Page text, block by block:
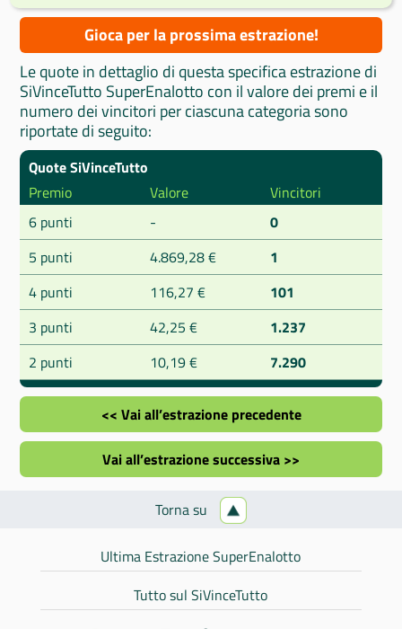
Gioca per la prossima estrazione!
Le quote in dettaglio di questa specifica estrazione di
SiVinceTutto SuperEnalotto con il valore dei premi e il
numero dei vincitori per ciascuna categoria sono
riportate di seguito:
Quote SiVinceTutto
Premio
Valore
Vincitori
6 punti
-
0
5 punti
4.869,28 €
1
4 punti
116,27 €
101
3 punti
42,25 €
1.237
2 punti
10,19 € 7.290
<< Vai all’estrazione precedente
Vai all’estrazione successiva >>
Torna su
Ultima Estrazione SuperEnalotto
Tutto sul SiVinceTutto